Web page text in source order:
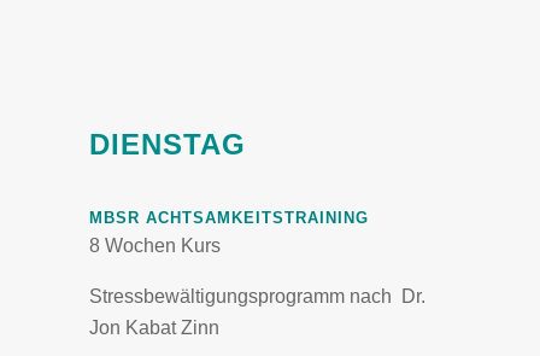
DIENSTAG
MBSR ACHTSAMKEITSTRAINING
8 Wochen Kurs
Stressbewältigungsprogramm nach Dr.
Jon Kabat Zinn